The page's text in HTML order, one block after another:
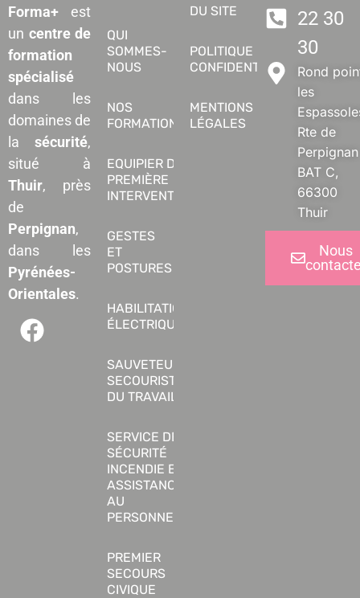
Forma+ est
un centre de
formation
spécialisé
dans les
domaines de
lasécurité,
situé à
Thuir, près
de
Perpignan,
dans les
Pyrénées-
Orientales.
QUI
SOMMES-
NOUS
NOS
FORMATIONS
EQUIPIER DE
PREMIÈRE
INTERVENTION
GESTES
ET
POSTURES
HABILITATION
ÉLECTRIQUE
SAUVETEUR
SECOURISTE
DU TRAVAIL
SERVICE DE
SÉCURITÉ
INCENDIE ET
ASSISTANCE
AU
PERSONNE
PREMIER
SECOURS
CIVIQUE
DU SITE
POLITIQUE DE
CONFIDENTIALITÉ
MENTIONS
LÉGALES
22 30
30
Rond
les
Rte de
Perpignan
BAT C,
66300
Thuir
Nous